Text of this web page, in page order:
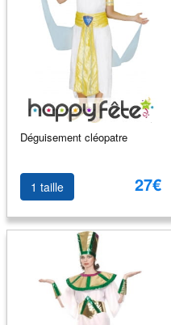
Déguisement cléopatre
1 taille 27€